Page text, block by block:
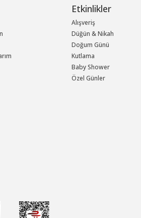
Etkinlikler
Alışveriş
Düğün & Nikah
Doğum Günü
Kutlama
Baby Shower
Özel Günler